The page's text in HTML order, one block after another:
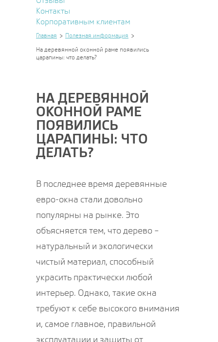
Контакты
Корпоративным клиентам
Главная
Полезная информация
На деревянной оконной раме появились
царапины: что делать?
НА ДЕРЕВЯННОЙ
ОКОННОЙ РАМЕ
ПОЯВИЛИСЬ
ЦАРАПИНЫ: ЧТО
ДЕЛАТЬ?
В последнее время деревянные
евро-окна стали довольно
популярны на рынке. Это
объясняется тем, что дерево –
натуральный и экологически
чистый материал, способный
украсить практически любой
интерьер. Однако, такие окна
требуют к себе высокого внимания
и, самое главное, правильной
эксплуатации и защиты от